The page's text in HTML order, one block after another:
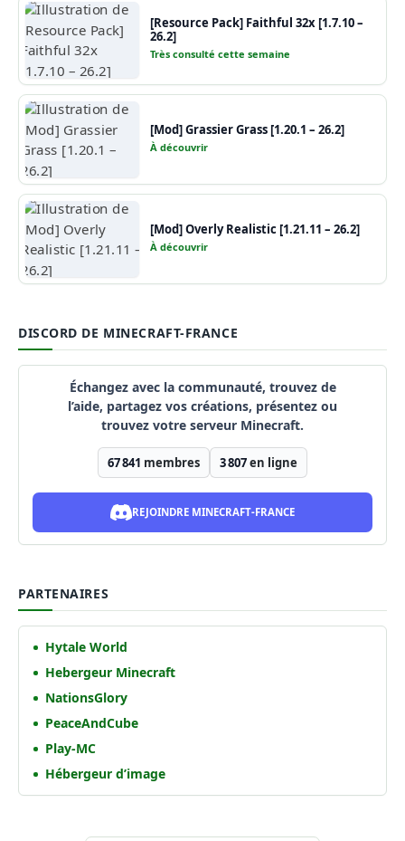
[Resource Pack] Faithful 32x [1.7.10 –
26.2]
Très consulté cette semaine
[Mod] Grassier Grass [1.20.1 – 26.2]
À découvrir
[Mod] Overly Realistic [1.21.11 – 26.2]
À découvrir
DISCORD DE MINECRAFT-FRANCE
Échangez avec la communauté, trouvez de
l’aide, partagez vos créations, présentez ou
trouvez votre serveur Minecraft.
67 841 membres 3 807en ligne
REJOINDRE MINECRAFT-FRANCE
PARTENAIRES
Hytale World
Hebergeur Minecraft
NationsGlory
PeaceAndCube
Play-MC
Hébergeur d’image